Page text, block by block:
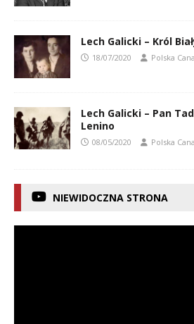
Lech Galicki – Król
18/07/2020 Polska
Lech Galicki – Pan
Lenino
08/05/2020 Polska
NIEWIDOCZNA STRONA